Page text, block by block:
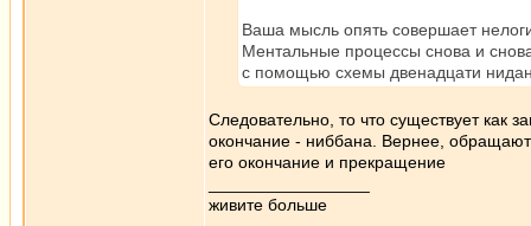
Ваша мысль опять совершает
Ментальные процессы снова и
с помощью схемы двенадцати
Следовательно, то что существует как
окончание - ниббана. Вернее,
его окончание и прекращение
живите больше